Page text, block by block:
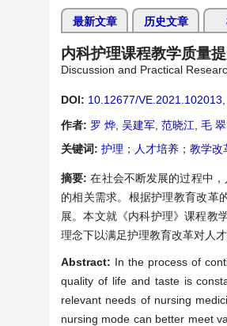
最新文章 历史文章
内科护理课程教学质量
Discussion and Practical
DOI: 10.12677/VE.2021.102013
作者: 罗 烨 吴建军 范晓江 毛 翠
关键词: 护理 ； 人才培养 ； 教学改
摘要:在社会不断发展的过程中
的相关需求。根据护理教育改革
展。本文就《内科护理》课程教
理念下以满足护理教育改革对人
Abstract: In the process of
quality of life and taste is
relevant needs of nursing
nursing mode can better meet